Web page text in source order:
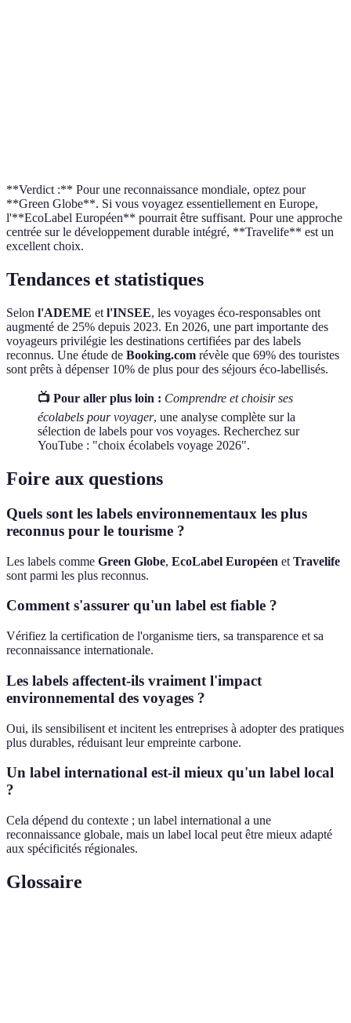
**Verdict :** Pour une reconnaissance mondiale, optez pour
**Green Globe**. Si vous voyagez essentiellement en Europe,
l'**EcoLabel Européen** pourrait être suffisant. Pour une approche
centrée sur le développement durable intégré, **Travelife** est un
excellent choix.
Tendances et statistiques
Selon l'ADEME et l'INSEE, les voyages éco-responsables ont
augmenté de 25% depuis 2023. En 2026, une part importante des
voyageurs privilégie les destinations certifiées par des labels
reconnus. Une étude de Booking.com révèle que 69% des touristes
sont prêts à dépenser 10% de plus pour des séjours éco-labellisés.
📺 Pour aller plus loin : Comprendre et choisir ses
écolabels pour voyager, une analyse complète sur la
sélection de labels pour vos voyages. Recherchez sur
YouTube : "choix écolabels voyage 2026".
Foire aux questions
Quels sont les labels environnementaux les plus
reconnus pour le tourisme ?
Les labels comme Green Globe, EcoLabel Européen et Travelife
sont parmi les plus reconnus.
Comment s'assurer qu'un label est fiable ?
Vérifiez la certification de l'organisme tiers, sa transparence et sa
reconnaissance internationale.
Les labels affectent-ils vraiment l'impact
environnemental des voyages ?
Oui, ils sensibilisent et incitent les entreprises à adopter des pratiques
plus durables, réduisant leur empreinte carbone.
Un label international est-il mieux qu'un label local
?
Cela dépend du contexte ; un label international a une
reconnaissance globale, mais un label local peut être mieux adapté
aux spécificités régionales.
Glossaire